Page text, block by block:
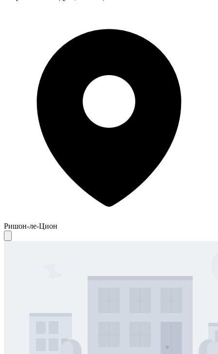
Ришон-ле-Цион